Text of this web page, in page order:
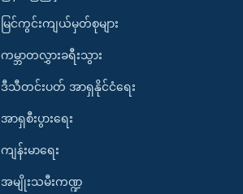
မြင်ကွင်းကျယ်မှတ်စုများ
ကမ္ဘာတလွှားခရီးသွား
ဒီသီတင်းပတ် အာရှနိုင်ငံရေး
အာရှစီးပွားရေး
ကျန်းမာရေး
အမျိုးသမီးကဏ္ဍ